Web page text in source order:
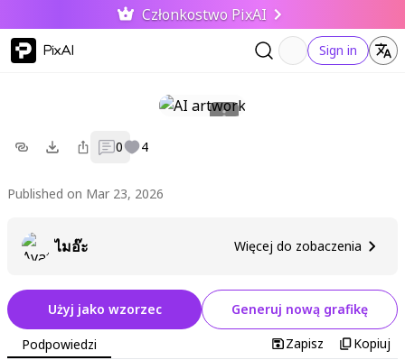
Członkostwo PixAI
PixAI Sign in
0 4
Published on Mar 23, 2026
ไมอ๊ะ Więcej do zobaczenia
Użyj jako wzorzec Generuj nową grafikę
Podpowiedzi Zapisz Kopiuj